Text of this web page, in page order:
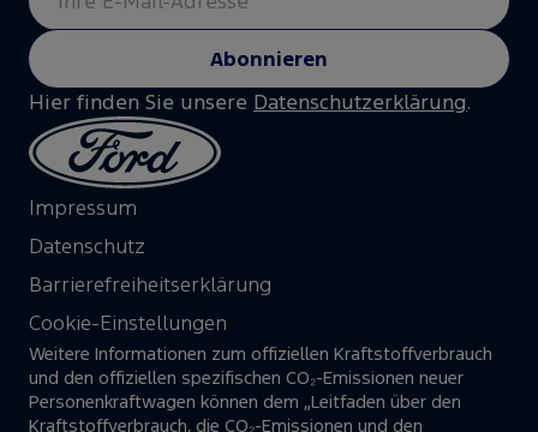
Abonnieren
Hier finden Sie unsere Datenschutzerklärung.
Impressum
Datenschutz
Barrierefreiheitserklärung
Cookie-Einstellungen
Weitere Informationen zum offiziellen Kraftstoffverbrauch
und den offiziellen spezifischen CO₂-Emissionen neuer
Personenkraftwagen können dem „Leitfaden über den
Kraftstoffverbrauch, die CO₂-Emissionen und den